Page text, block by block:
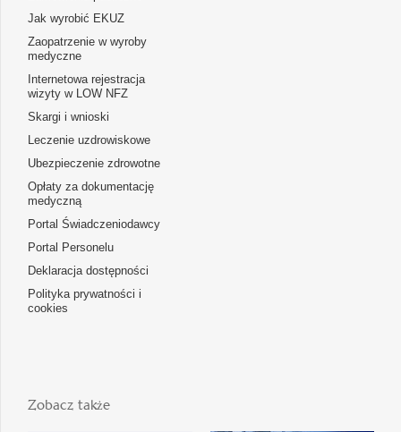
Jak wyrobić EKUZ
Zaopatrzenie w wyroby
medyczne
Internetowa rejestracja
wizyty w LOW NFZ
Skargi i wnioski
Leczenie uzdrowiskowe
Ubezpieczenie zdrowotne
Opłaty za dokumentację
medyczną
Portal Świadczeniodawcy
Portal Personelu
Deklaracja dostępności
Polityka prywatności i
cookies
Zobacz także